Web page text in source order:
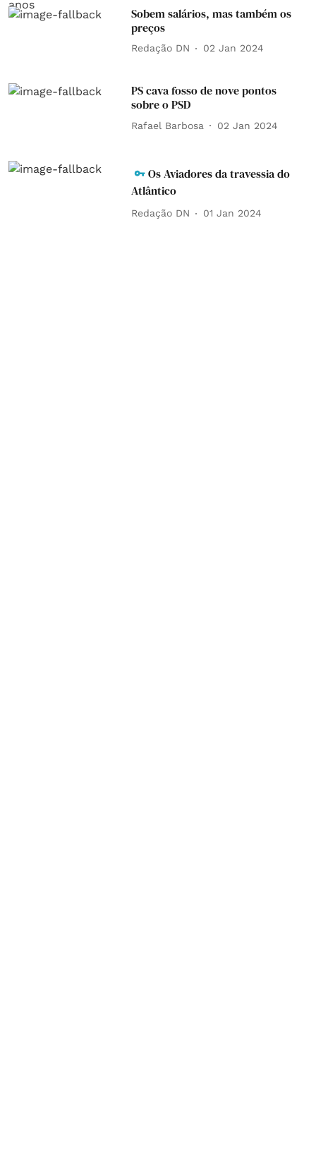
Sobem salários, mas também os
preços
Redação DN 02 Jan 2024
PS cava fosso de nove pontos
sobre o PSD
Rafael Barbosa 02 Jan 2024
Os Aviadores da travessia do
Atlântico
Redação DN 01 Jan 2024